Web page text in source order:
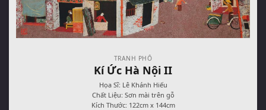
TRANH PHỐ
Kí Ức Hà Nội II
Họa Sĩ: Lê Khánh Hiếu
Chất Liệu: Sơn mài trên gỗ
Kích Thước: 122cm x 144cm